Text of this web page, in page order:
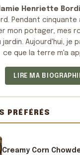
Henriette
Pendant cinquante
mon potager, mes
jardin. Aujourd'hui, je
ce que la terre m'a
LIRE MA
PRÉFÉRÉS
Creamy Corn